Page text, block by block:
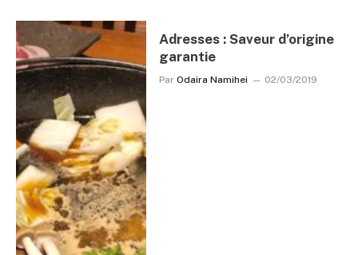
Adresses : Saveur d’origine
garantie
Par Odaira Namihei 02/03/2019